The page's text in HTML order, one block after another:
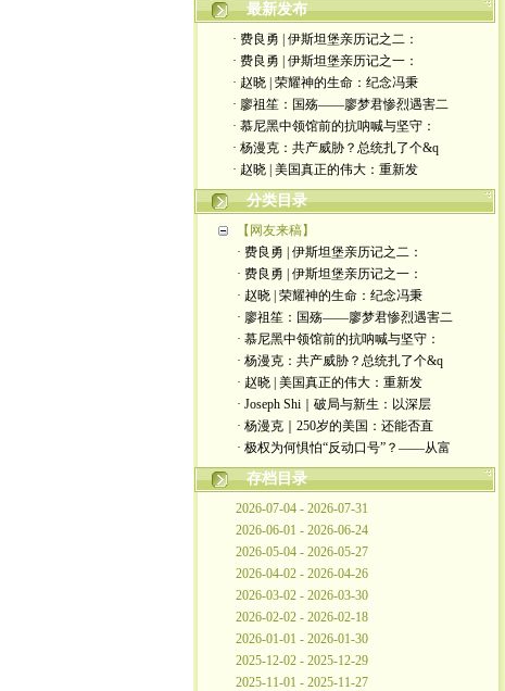
最新发布
· 费良勇 | 伊斯坦堡亲历记之二：
· 费良勇 | 伊斯坦堡亲历记之一：
· 赵晓 | 荣耀神的生命：纪念冯秉
· 廖祖笙：国殇——廖梦君惨烈遇害二
· 慕尼黑中领馆前的抗呐喊与坚守：
· 杨漫克：共产威胁？总统扎了个&q
· 赵晓 | 美国真正的伟大：重新发
分类目录
【网友来稿】
· 费良勇 | 伊斯坦堡亲历记之二：
· 费良勇 | 伊斯坦堡亲历记之一：
· 赵晓 | 荣耀神的生命：纪念冯秉
· 廖祖笙：国殇——廖梦君惨烈遇害二
· 慕尼黑中领馆前的抗呐喊与坚守：
· 杨漫克：共产威胁？总统扎了个&q
· 赵晓 | 美国真正的伟大：重新发
· Joseph Shi｜破局与新生：以深层
· 杨漫克｜250岁的美国：还能否直
· 极权为何惧怕“反动口号”？——从富
存档目录
2026-07-04 - 2026-07-31
2026-06-01 - 2026-06-24
2026-05-04 - 2026-05-27
2026-04-02 - 2026-04-26
2026-03-02 - 2026-03-30
2026-02-02 - 2026-02-18
2026-01-01 - 2026-01-30
2025-12-02 - 2025-12-29
2025-11-01 - 2025-11-27